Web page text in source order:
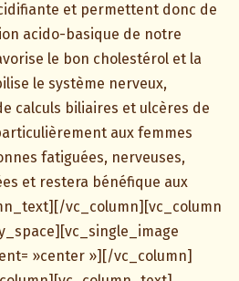
et permettent donc de
acido-basique de notre
le bon cholestérol et la
le système nerveux,
calculs biliaires et ulcères de
aux femmes
fatiguées, nerveuses,
et restera bénéfique aux
vc_column][vc_column
»center »][/vc_column]